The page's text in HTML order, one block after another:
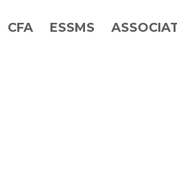
CFA ESSMS